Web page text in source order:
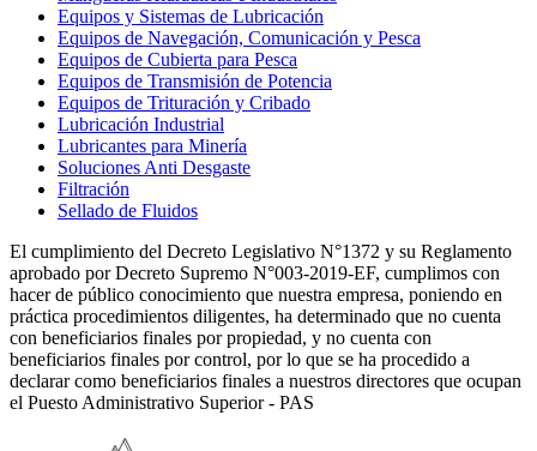
Equipos y Sistemas de Lubricación
Equipos de Navegación, Comunicación y Pesca
Equipos de Cubierta para Pesca
Equipos de Transmisión de Potencia
Equipos de Trituración y Cribado
Lubricación Industrial
Lubricantes para Minería
Soluciones Anti Desgaste
Filtración
Sellado de Fluidos
El cumplimiento del Decreto Legislativo N°1372 y su Reglamento
aprobado por Decreto Supremo N°003-2019-EF, cumplimos con
hacer de público conocimiento que nuestra empresa, poniendo en
práctica procedimientos diligentes, ha determinado que no cuenta
con beneficiarios finales por propiedad, y no cuenta con
beneficiarios finales por control, por lo que se ha procedido a
declarar como beneficiarios finales a nuestros directores que ocupan
el Puesto Administrativo Superior - PAS